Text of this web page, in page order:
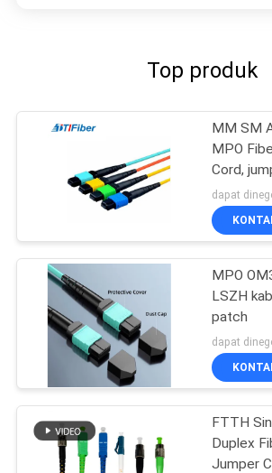
Top produk
MM SM
MPO
Cord,
SM Hijau
MPO
LSZH
patch
FTTH
Duplex
Jumper